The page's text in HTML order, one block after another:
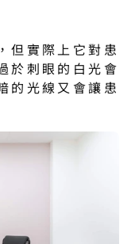
但實際上它對患
於刺眼的白光會
的光線又會讓患